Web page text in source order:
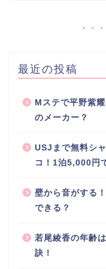
最近の投稿
Mステで平野紫
のメーカー？
USJまで無料シ
コ！1泊5,000円
壁から音がする
できる？
若尾綾香の年齢
訣！